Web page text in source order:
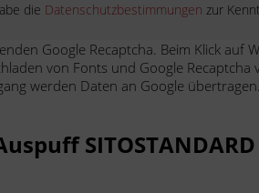
die Datenschutzbestimmungen zur
Google Recaptcha. Beim Klick auf
von Fonts und Google Recaptcha
werden Daten an Google übertragen.
SITOSTANDARD